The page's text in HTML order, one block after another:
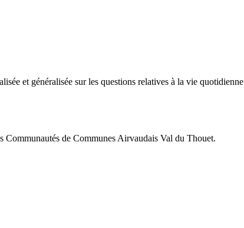
et généralisée sur les questions relatives à la vie quotidienne
Communautés de Communes Airvaudais Val du Thouet.